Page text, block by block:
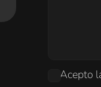
Acepto